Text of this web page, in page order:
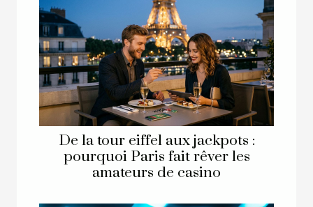
De la tour eiffel aux jackpots :
pourquoi Paris fait rêver les
amateurs de casino